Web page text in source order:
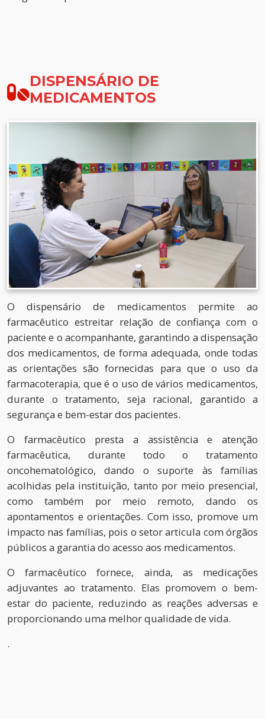
DISPENSÁRIO DE
MEDICAMENTOS
O dispensário de medicamentos permite ao
farmacêutico estreitar relação de confiança com o
paciente e o acompanhante, garantindo a dispensação
dos medicamentos, de forma adequada, onde todas
as orientações são fornecidas para que o uso da
farmacoterapia, que é o uso de vários medicamentos,
durante o tratamento, seja racional, garantido a
segurança e bem-estar dos pacientes.
O farmacêutico presta a assistência e atenção
farmacêutica, durante todo o tratamento
oncohematológico, dando o suporte às famílias
acolhidas pela instituição, tanto por meio presencial,
como também por meio remoto, dando os
apontamentos e orientações. Com isso, promove um
impacto nas famílias, pois o setor articula com órgãos
públicos a garantia do acesso aos medicamentos.
O farmacêutico fornece, ainda, as medicações
adjuvantes ao tratamento. Elas promovem o bem-
estar do paciente, reduzindo as reações adversas e
proporcionando uma melhor qualidade de vida.
.